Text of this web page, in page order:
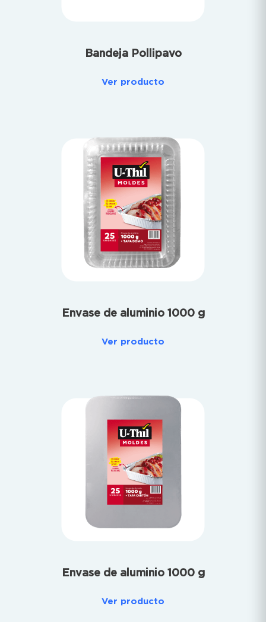
Bandeja Pollipavo
Ver producto
Envase de aluminio 1000 g
Ver producto
Envase de aluminio 1000 g
Ver producto